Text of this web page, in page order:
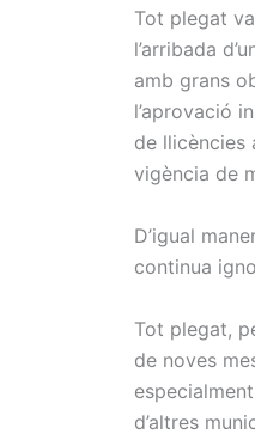
Tot plegat
l’arribada
amb grans
l’aprovació
de llicències
vigència de
D’igual
continua
Tot plegat,
de noves
d’altres